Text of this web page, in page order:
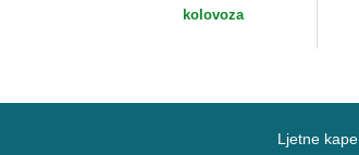
New Erakolovoza
Ljetne kape